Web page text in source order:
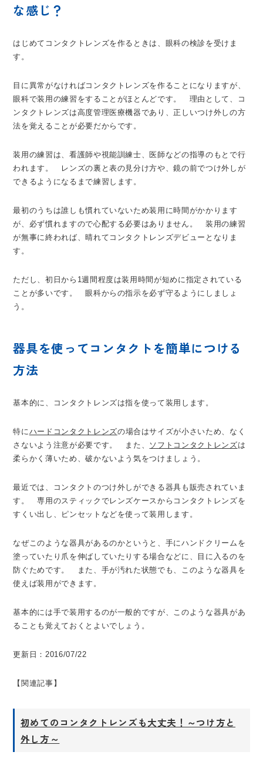
な感じ？
はじめてコンタクトレンズを作るときは、眼科の検診を受けま
す。
目に異常がなければコンタクトレンズを作ることになりますが、
眼科で装用の練習をすることがほとんどです。 理由として、コ
ンタクトレンズは高度管理医療機器であり、正しいつけ外しの方
法を覚えることが必要だからです。
装用の練習は、看護師や視能訓練士、医師などの指導のもとで行
われます。 レンズの裏と表の見分け方や、鏡の前でつけ外しが
できるようになるまで練習します。
最初のうちは誰しも慣れていないため装用に時間がかかります
が、必ず慣れますので心配する必要はありません。 装用の練習
が無事に終われば、晴れてコンタクトレンズデビューとなりま
す。
ただし、初日から1週間程度は装用時間が短めに指定されている
ことが多いです。 眼科からの指示を必ず守るようにしましょ
う。
器具を使ってコンタクトを簡単につける
方法
基本的に、コンタクトレンズは指を使って装用します。
特にハードコンタクトレンズの場合はサイズが小さいため、なく
さないよう注意が必要です。 また、
ソフトコンタクトレンズは
柔らかく薄いため、破かないよう気をつけましょう。
最近では、コンタクトのつけ外しができる器具も販売されていま
す。 専用のスティックでレンズケースからコンタクトレンズを
すくい出し、ピンセットなどを使って装用します。
なぜこのような器具があるのかというと、手にハンドクリームを
塗っていたり爪を伸ばしていたりする場合などに、目に入るのを
防ぐためです。 また、手が汚れた状態でも、このような器具を
使えば装用ができます。
基本的には手で装用するのが一般的ですが、このような器具があ
ることも覚えておくとよいでしょう。
更新日：2016/07/22
【関連記事】
初めてのコンタクトレンズも大丈夫！～つけ方と
外し方～